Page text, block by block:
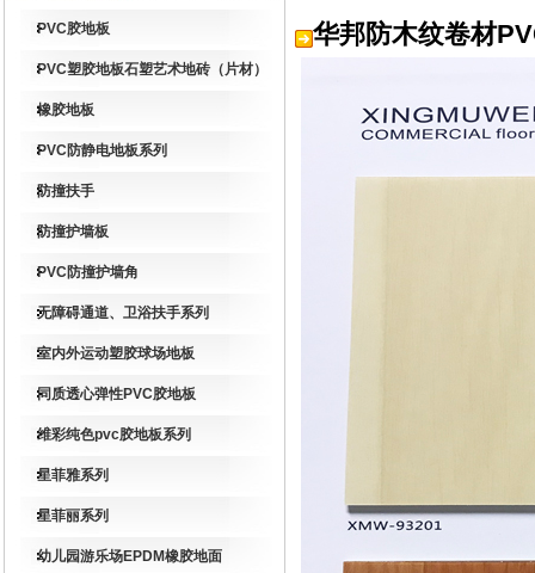
PVC胶地板
PVC塑胶地板石塑艺术地砖（片材）
橡胶地板
PVC防静电地板系列
防撞扶手
防撞护墙板
PVC防撞护墙角
无障碍通道、卫浴扶手系列
室内外运动塑胶球场地板
同质透心弹性PVC胶地板
维彩纯色pvc胶地板系列
星菲雅系列
星菲丽系列
幼儿园游乐场EPDM橡胶地面
华邦防木纹卷材